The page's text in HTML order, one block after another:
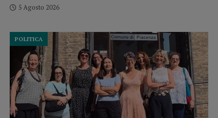
5 Agosto 2026
POLITICA